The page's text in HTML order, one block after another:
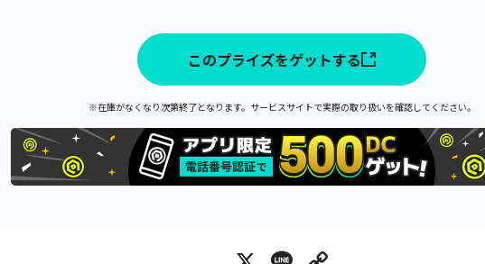
このプライズをゲットする
※在庫がなくなり次第終了となります。サービスサイトで実際の取り扱いを確認してください。